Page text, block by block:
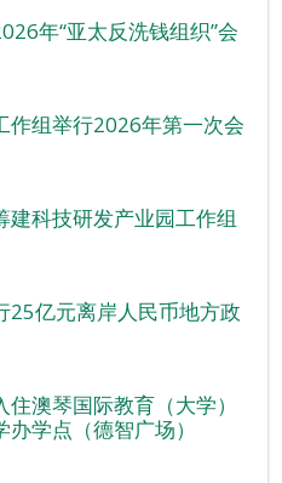
年“亚太反洗钱组织”会
作组举行2026年第一次会
建科技研发产业园工作组
25亿元离岸人民币地方政
澳琴国际教育（大学）
学点（德智广场）